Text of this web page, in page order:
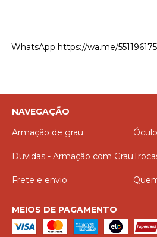
WhatsApp https://wa.me/
NAVEGAÇÃO
Armação de grau
Duvidas - Armação com Grau
Frete e envio
MEIOS DE PAGAMENTO